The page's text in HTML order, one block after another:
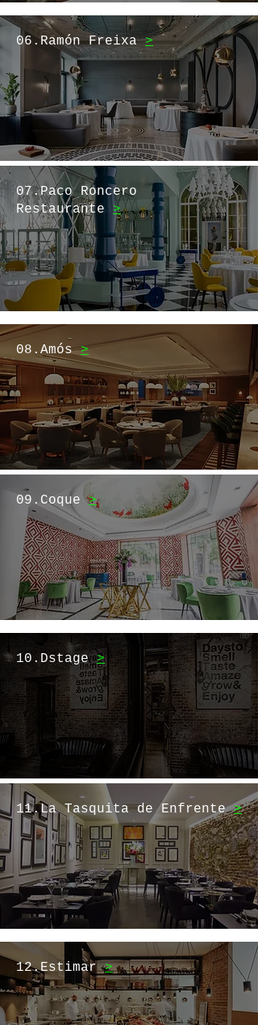
06.Ramón Freixa>
07.Paco Roncero
Restaurante >
08.Amós>
09.Coque>
10.Dstage>
11.La Tasquita de Enfrente>
12.Estimar>